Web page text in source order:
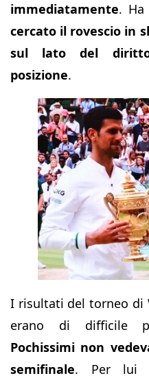
immediatamente. Ha
cercato il rovescio in
sul lato del
posizione.
I risultati del torneo di
erano di difficile
Pochissimi non
semifinale. Per lui il